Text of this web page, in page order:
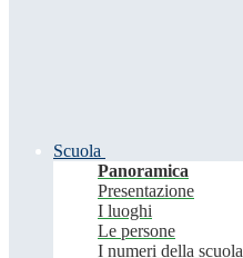
Scuola
Panoramica
Presentazione
I luoghi
Le persone
I numeri della scuola